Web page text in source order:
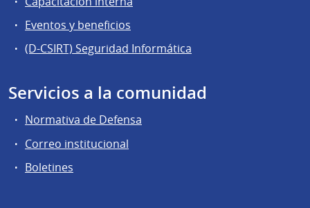
Eventos y beneficios
(D-CSIRT) Seguridad Informática
Servicios a la comunidad
Normativa de Defensa
Correo institucional
Boletines